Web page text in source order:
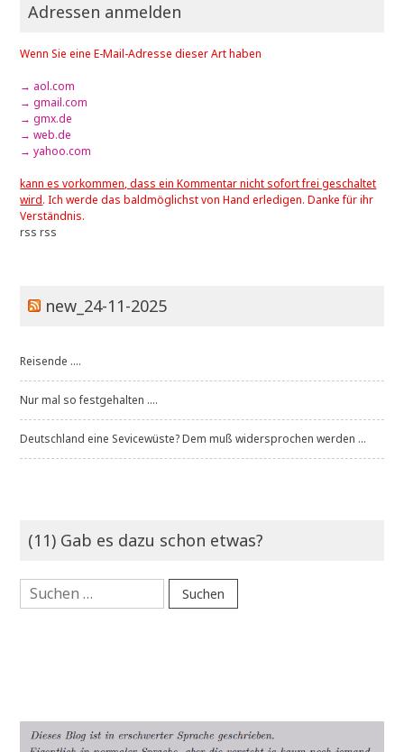
Adressen anmelden
Wenn Sie eine E-Mail-Adresse dieser Art haben
→ aol.com
→ gmail.com
→ gmx.de
→ web.de
→ yahoo.com
kann es vorkommen, dass ein Kommentar nicht sofort frei geschaltet
wird. Ich werde das baldmöglichst von Hand erledigen. Danke für ihr
Verständnis.
rss rss
new_24-11-2025
Reisende ....
Nur mal so festgehalten ....
Deutschland eine Sevicewüste? Dem muß widersprochen werden ...
(11) Gab es dazu schon etwas?
Suchen
nach: